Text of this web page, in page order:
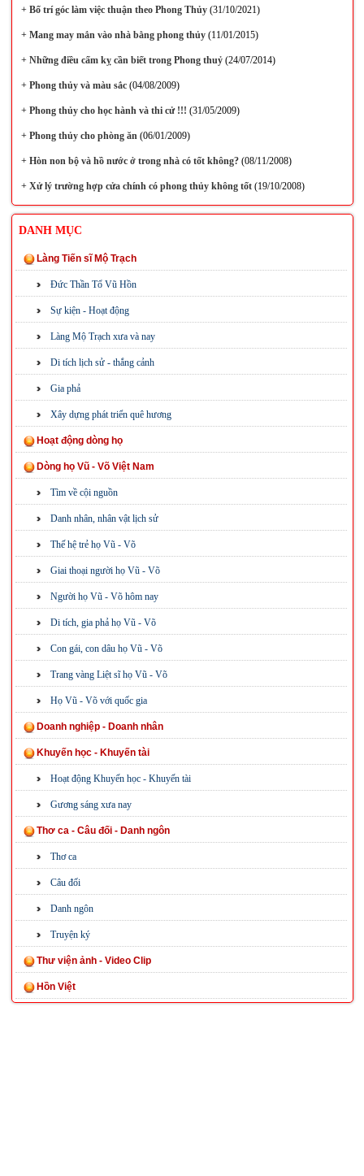
+Bố trí góc làm việc thuận theo Phong Thủy(31/10/2021)
+Mang may mắn vào nhà bằng phong thủy(11/01/2015)
+Những điều cấm kỵ cần biết trong Phong thuỷ(24/07/2014)
+Phong thủy và màu sắc(04/08/2009)
+Phong thủy cho học hành và thi cử !!! (31/05/2009)
+Phong thủy cho phòng ăn(06/01/2009)
+Hòn non bộ và hồ nước ở trong nhà có tốt không?(08/11/2008)
+Xử lý trường hợp cửa chính có phong thủy không tốt(19/10/2008)
DANH MỤC
Làng Tiến sĩ Mộ Trạch
Đức Thần Tổ Vũ Hồn
Sự kiện - Hoạt động
Làng Mộ Trạch xưa và nay
Di tích lịch sử - thắng cảnh
Gia phả
Xây dựng phát triển quê hương
Hoạt động dòng họ
Dòng họ Vũ - Võ Việt Nam
Tìm về cội nguồn
Danh nhân, nhân vật lịch sử
Thế hệ trẻ họ Vũ - Võ
Giai thoại người họ Vũ - Võ
Người họ Vũ - Võ hôm nay
Di tích, gia phả họ Vũ - Võ
Con gái, con dâu họ Vũ - Võ
Trang vàng Liệt sĩ họ Vũ - Võ
Họ Vũ - Võ với quốc gia
Doanh nghiệp - Doanh nhân
Khuyến học - Khuyến tài
Hoạt động Khuyến học - Khuyến tài
Gương sáng xưa nay
Thơ ca - Câu đối - Danh ngôn
Thơ ca
Câu đối
Danh ngôn
Truyện ký
Thư viện ảnh - Video Clip
Hồn Việt